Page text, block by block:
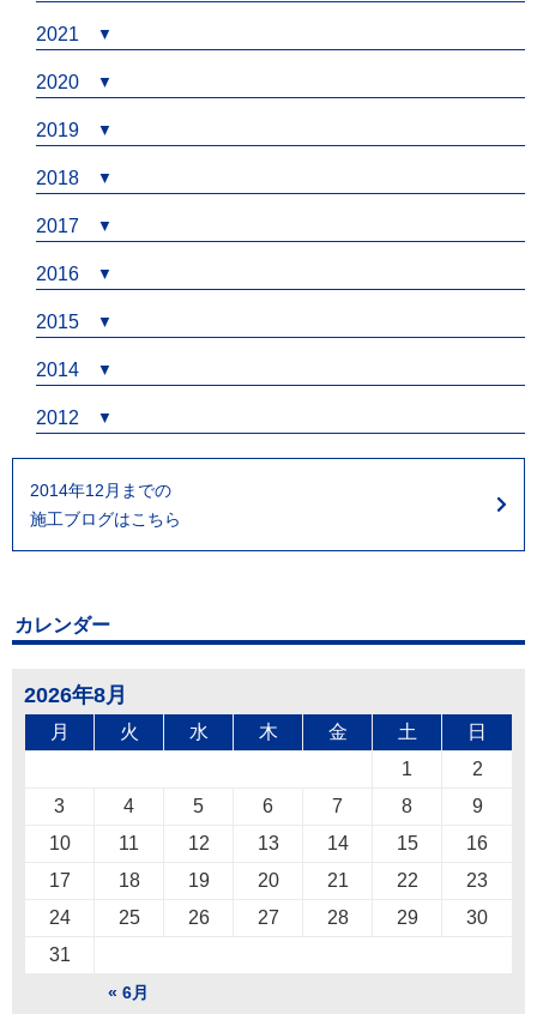
2021
2020
2019
2018
2017
2016
2015
2014
2012
2014年12月までの
施工ブログはこちら
カレンダー
2026年8月
月 火 水 木 金 土 日
« 6月
1
2
3
4 5 6 7 8
9
10
11 12 13 14 15
16
17
18 19 20 21 22
23
24
25 26 27 28 29
30
31